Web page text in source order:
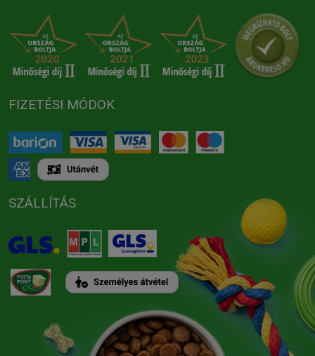
FIZETÉSI MÓDOK
SZÁLLÍTÁS